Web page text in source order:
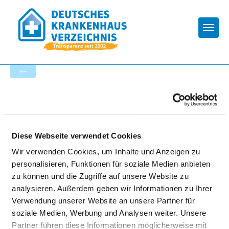
Diese Webseite verwendet Cookies
Wir verwenden Cookies, um Inhalte und Anzeigen zu
personalisieren, Funktionen für soziale Medien anbieten
zu können und die Zugriffe auf unsere Website zu
analysieren. Außerdem geben wir Informationen zu Ihrer
Verwendung unserer Website an unsere Partner für
soziale Medien, Werbung und Analysen weiter. Unsere
Partner führen diese Informationen möglicherweise mit
UNIVERSITÄTSKLINIKUM
SCHLESWIG-HOLSTEIN,
CAMPUS KIEL